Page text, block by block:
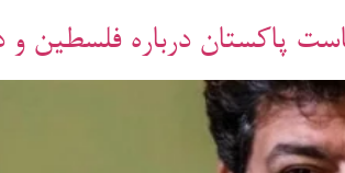
پاکستان درباره فلسطین و